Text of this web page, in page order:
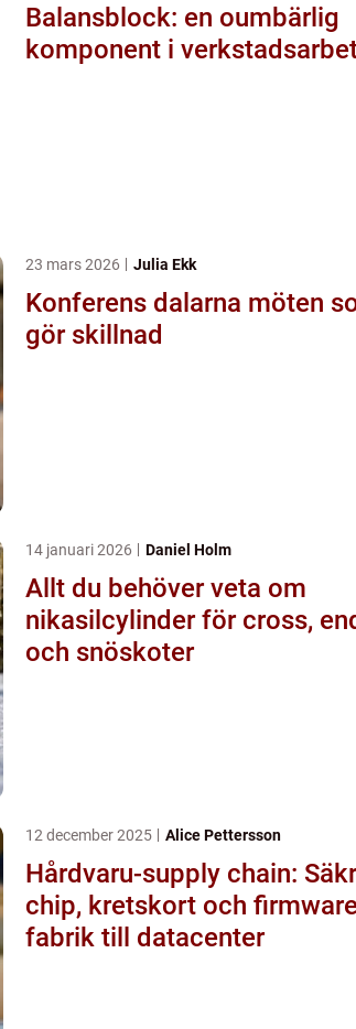
Balansblock: en oumbärlig
komponent i
23 mars 2026 Julia Ekk
Konferens dalarna möten som
gör skillnad
14 januari 2026 Daniel Holm
Allt du behöver veta om
nikasilcylinder för cross,
och snöskoter
12 december 2025 Alice Pettersson
Hårdvaru-supply chain:
chip, kretskort och
fabrik till datacenter